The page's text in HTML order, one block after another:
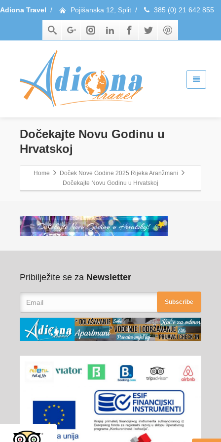
Adiona Travel / Pojišanska 12, Split / 385 (0) 21 642 855
Dočekajte Novu Godinu u
Hrvatskoj
Home
Doček Nove Godine 2025 Rijeka Aranžmani
Dočekajte Novu Godinu u Hrvatskoj
Pribilježite se za Newsletter
Subscribe